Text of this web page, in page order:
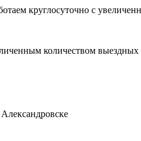
круглосуточно с
количеством выездных